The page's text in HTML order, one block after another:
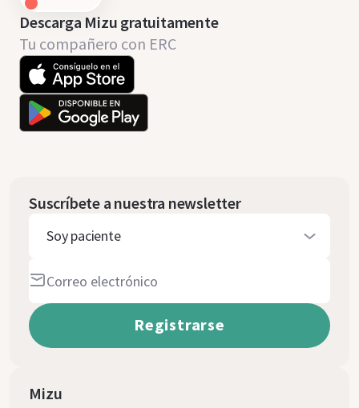
Descarga Mizu gratuitamente
Tu compañero con ERC
Suscríbete a nuestra newsletter
Soy paciente
Mizu